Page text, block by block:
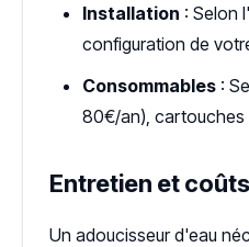
Installation : Selon
configuration de
Consommables :
80€/an), cartouches
Entretien et
Un adoucisseur d'eau